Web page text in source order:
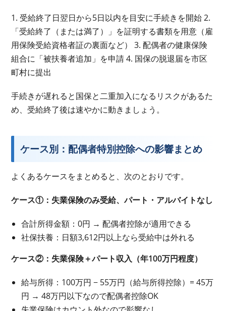
1. 受給終了日翌日から5日以内を目安に手続きを開始 2.
「受給終了（または満了）」を証明する書類を用意（雇
用保険受給資格者証の裏面など） 3. 配偶者の健康保険
組合に「被扶養者追加」を申請 4. 国保の脱退届を市区
町村に提出
手続きが遅れると国保と二重加入になるリスクがあるた
め、受給終了後は速やかに動きましょう。
ケース別：配偶者特別控除への影響まとめ
よくあるケースをまとめると、次のとおりです。
ケース①：失業保険のみ受給、パート・アルバイトなし
合計所得金額：0円 → 配偶者控除が適用できる
社保扶養：日額3,612円以上なら受給中は外れる
ケース②：失業保険＋パート収入（年100万円程度）
給与所得：100万円 − 55万円（給与所得控除）= 45万
円 → 48万円以下なので配偶者控除OK